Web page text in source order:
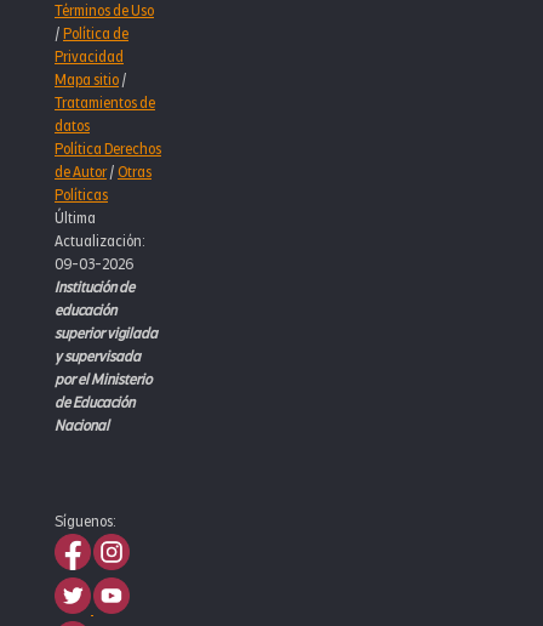
Términos de Uso
/Política de
Privacidad
Mapa sitio/
Tratamientos de
datos
Política Derechos
de Autor/Otras
Políticas
Última
Actualización:
09-03-2026
Institución de
educación
superior vigilada
y supervisada
por el Ministerio
de Educación
Nacional
Síguenos: